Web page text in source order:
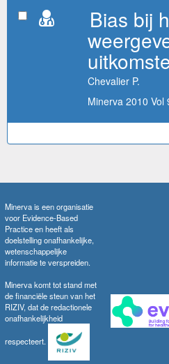
Bias bij
Chevalier P.
Minerva 2010
Minerva is een organisatie
voor Evidence-Based
Practice en heeft als
doelstelling onafhankelijke,
wetenschappelijke
informatie te verspreiden.
Minerva komt tot stand met
de financiële steun van het
RIZIV, dat de redactionele
onafhankelijkheid
respecteert.